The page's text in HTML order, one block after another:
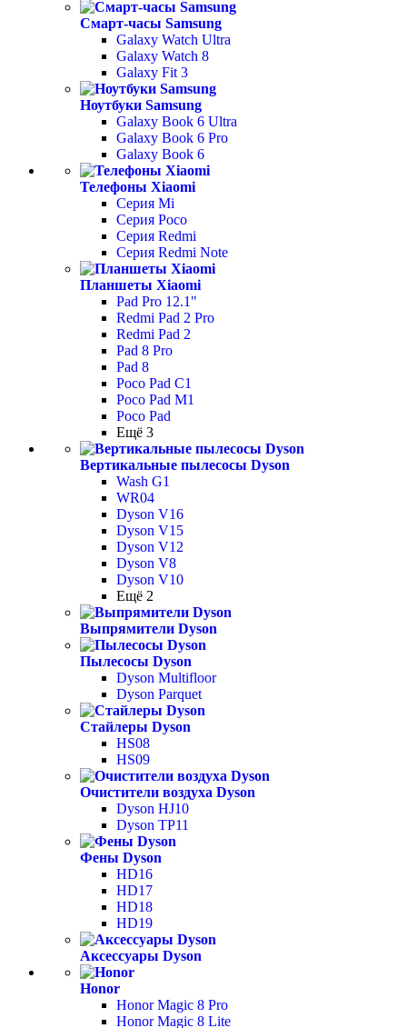
Смарт-часы Samsung
Galaxy Watch Ultra
Galaxy Watch 8
Galaxy Fit 3
Ноутбуки Samsung
Galaxy Book 6 Ultra
Galaxy Book 6 Pro
Galaxy Book 6
Телефоны Xiaomi
Серия Mi
Серия Poco
Серия Redmi
Серия Redmi Note
Планшеты Xiaomi
Pad Pro 12.1"
Redmi Pad 2 Pro
Redmi Pad 2
Pad 8 Pro
Pad 8
Poco Pad С1
Poco Pad M1
Poco Pad
Ещё 3
Вертикальные пылесосы Dyson
Wash G1
WR04
Dyson V16
Dyson V15
Dyson V12
Dyson V8
Dyson V10
Ещё 2
Выпрямители Dyson
Пылесосы Dyson
Dyson Multifloor
Dyson Parquet
Стайлеры Dyson
HS08
HS09
Очистители воздуха Dyson
Dyson HJ10
Dyson TP11
Фены Dyson
HD16
HD17
HD18
HD19
Аксессуары Dyson
Honor
Honor Magic 8 Pro
Honor Magic 8 Lite